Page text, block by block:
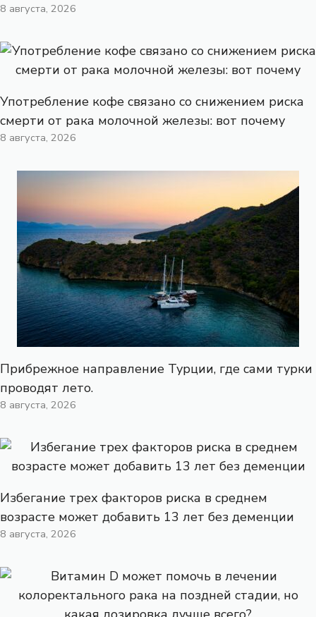
8 августа, 2026
Употребление кофе связано со снижением риска
смерти от рака молочной железы: вот почему
8 августа, 2026
Прибрежное направление Турции, где сами турки
проводят лето.
8 августа, 2026
Избегание трех факторов риска в среднем
возрасте может добавить 13 лет без деменции
8 августа, 2026